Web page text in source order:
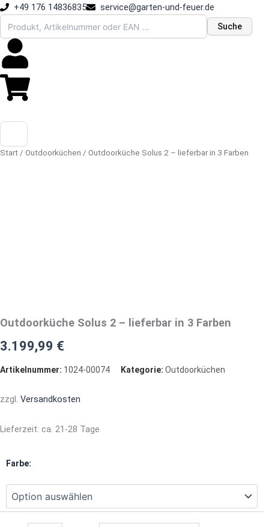
Zum
springen
+49 176 14836835 service@garten-und-feuer.de
Suche
Start / Outdoorküchen / Outdoorküche Solus 2 – lieferbar in 3 Farben
Outdoorküche Solus 2 – lieferbar in 3 Farben
3.199,99 €
Artikelnummer: 1024-00074 Kategorie: Outdoorküchen
zzgl. Versandkosten
Lieferzeit: ca. 21-28 Tage
Farbe:
Solus
-